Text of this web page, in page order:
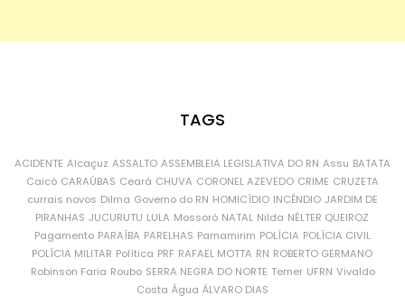
TAGS
ACIDENTE Alcaçuz ASSALTO ASSEMBLEIA LEGISLATIVA DO RN Assu BATATA
Caicó CARAÚBAS Ceará CHUVA CORONEL AZEVEDO CRIME CRUZETA
currais novos Dilma Governo do RN HOMICÍDIO INCÊNDIO JARDIM DE
PIRANHAS JUCURUTU LULA Mossoró NATAL Nilda NÉLTER QUEIROZ
Pagamento PARAÍBA PARELHAS Parnamirim POLÍCIA POLÍCIA CIVIL
POLÍCIA MILITAR Política PRF RAFAEL MOTTA RN ROBERTO GERMANO
Robinson Faria Roubo SERRA NEGRA DO NORTE Temer UFRN Vivaldo
Costa Água ÁLVARO DIAS